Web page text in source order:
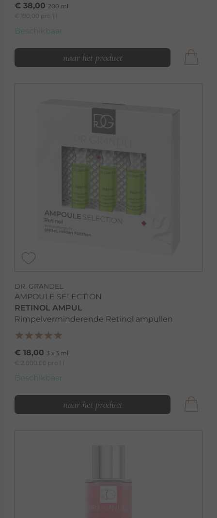
€ 38,00 200 ml
€ 190,00 pro 1 l
Beschikbaar
naar het product
DR. GRANDEL
AMPOULE SELECTION
RETINOL AMPUL
Rimpelverminderende Retinol ampullen
€ 18,00 3 x 3 ml
€ 2.000,00 pro 1 l
Beschikbaar
naar het product